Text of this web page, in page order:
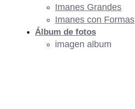
Imanes Grandes
Imanes con Formas
Álbum de fotos
imagen album